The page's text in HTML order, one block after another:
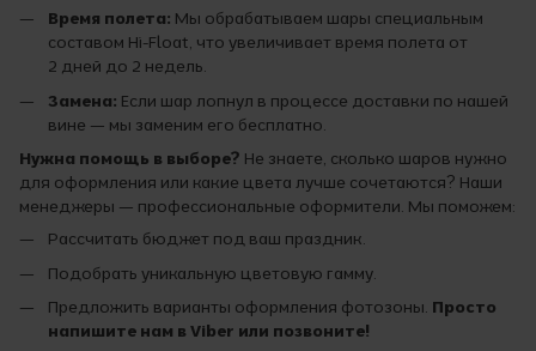
Время полета: Мы обрабатываем шары специальным
составом Hi-Float, что увеличивает время полета от
2 дней до 2 недель.
Замена: Если шар лопнул в процессе доставки по нашей
вине — мы заменим его бесплатно.
Нужна помощь в выборе? Не знаете, сколько шаров нужно
для оформления или какие цвета лучше сочетаются? Наши
менеджеры — профессиональные оформители. Мы поможем:
Рассчитать бюджет под ваш праздник.
Подобрать уникальную цветовую гамму.
Предложить варианты оформления фотозоны. Просто
напишите нам в Viber или позвоните!